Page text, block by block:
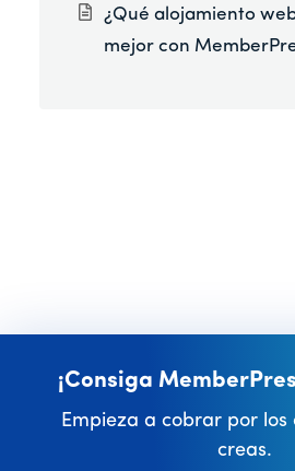
¿Qué alojamiento
mejor con
¡Consiga
Empieza a cobrar por los
creas.